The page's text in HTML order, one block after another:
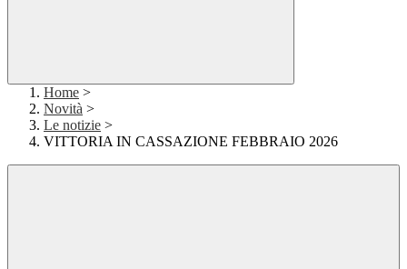
Home >
Novità >
Le notizie >
VITTORIA IN CASSAZIONE FEBBRAIO 2026